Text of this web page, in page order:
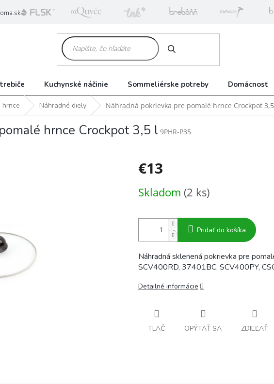
HĽADAŤ
Kuchynské náčinie Sommeliérske potreby Domácnosť
hrnce Náhradné diely Náhradná pokrievka pre pomalé hrnce Crockpot
hrnce Crockpot 3,5 l 9PHR-P35
€13
cena:
Skladom (2 ks)
Pridať do košíka
Náhradná sklenená pokrievka pre
SCV400RD, 37401BC, SCV400PY,
Detailné informácie
TLAČ OPÝTAŤ SA ZDIEĽAŤ